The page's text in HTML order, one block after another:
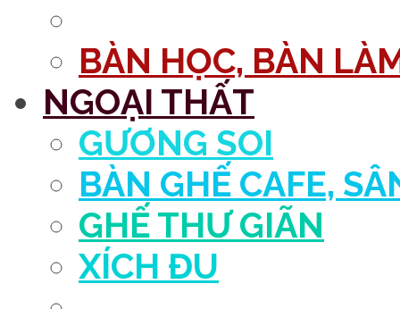
BÀN HỌC, BÀN
NGOẠI THẤT
GƯƠNG SOI
BÀN GHẾ CAFE,
GHẾ THƯ GIÃN
XÍCH ĐU